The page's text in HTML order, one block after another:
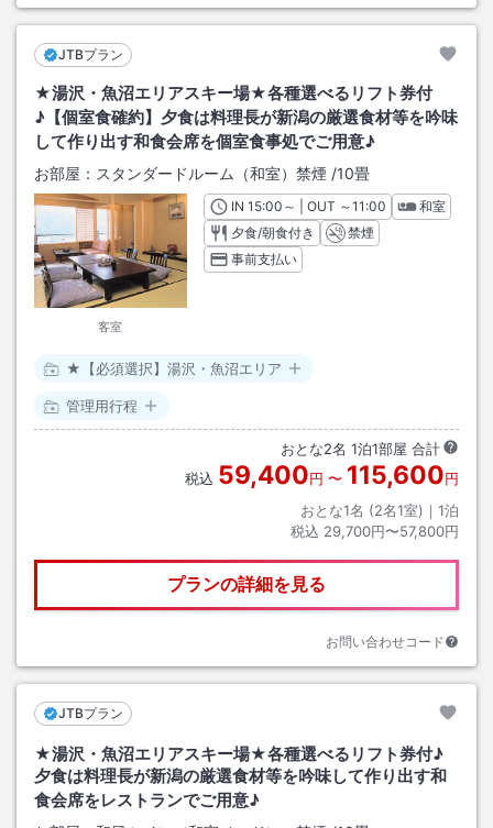
JTBプラン
★湯沢・魚沼エリアスキー場★各種選べるリフト券付
♪【個室食確約】夕食は料理長が新潟の厳選食材等を吟味
して作り出す和食会席を個室食事処でご用意♪
お部屋： スタンダードルーム（和室）禁煙 /10畳
客室
INチェックイン
15:00 ～ | OUT チェックアウト
～11:00
和室
夕食/朝食付き
禁煙
事前支払い
★【必須選択】湯沢・魚沼エリア
管理用行程
おとな2名 1泊1部屋 合計
税込 59,400円 〜 115,600円
おとな1名 (2名1室)｜ 1泊
税込 29,700円〜57,800円
プランの詳細を見る
お問い合わせコード
JTBプラン
★湯沢・魚沼エリアスキー場★各種選べるリフト券付♪
夕食は料理長が新潟の厳選食材等を吟味して作り出す和
食会席をレストランでご用意♪